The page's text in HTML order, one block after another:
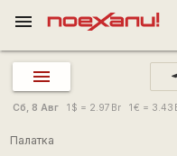
menu
Сб, 8 Авг 1 $ = 2.97 Br 1€ = 3.43
Палатка